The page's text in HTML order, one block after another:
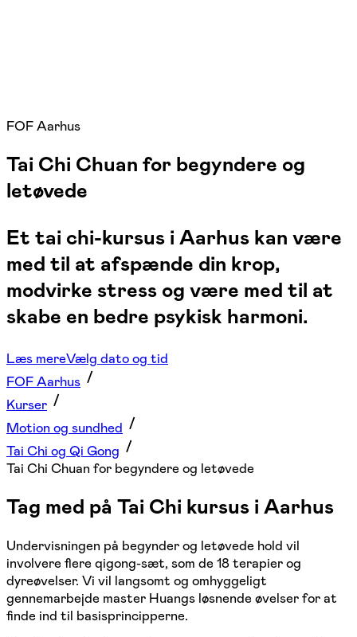
FOF Aarhus
Tai Chi Chuan for begyndere og
letøvede
Et tai chi-kursus i Aarhus kan være
med til at afspænde din krop,
modvirke stress og være med til at
skabe en bedre psykisk harmoni.
Læs mereVælg dato og tid
FOF Aarhus
Kurser
Motion og sundhed
Tai Chi og Qi Gong
Tai Chi Chuan for begyndere og letøvede
Tag med på Tai Chi kursus i Aarhus
Undervisningen på begynder og letøvede hold vil
involvere flere qigong-sæt, som de 18 terapier og
dyreøvelser. Vi vil langsomt og omhyggeligt
gennemarbejde master Huangs løsnende øvelser for at
finde ind til basisprincipperne.